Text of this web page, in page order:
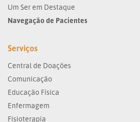
Um Ser em Destaque
Navegação de Pacientes
Serviços
Central de Doações
Comunicação
Educação Física
Enfermagem
Fisioterapia